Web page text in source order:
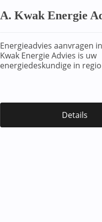
A. Kwak Energie
Energieadvies aanvragen
Kwak Energie Advies is uw
energiedeskundige in
Details